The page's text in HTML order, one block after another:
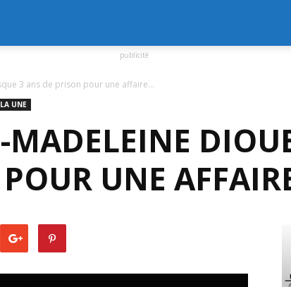
publicité
3 ans de prison pour une affaire...
LA UNE
MADELEINE
UNE